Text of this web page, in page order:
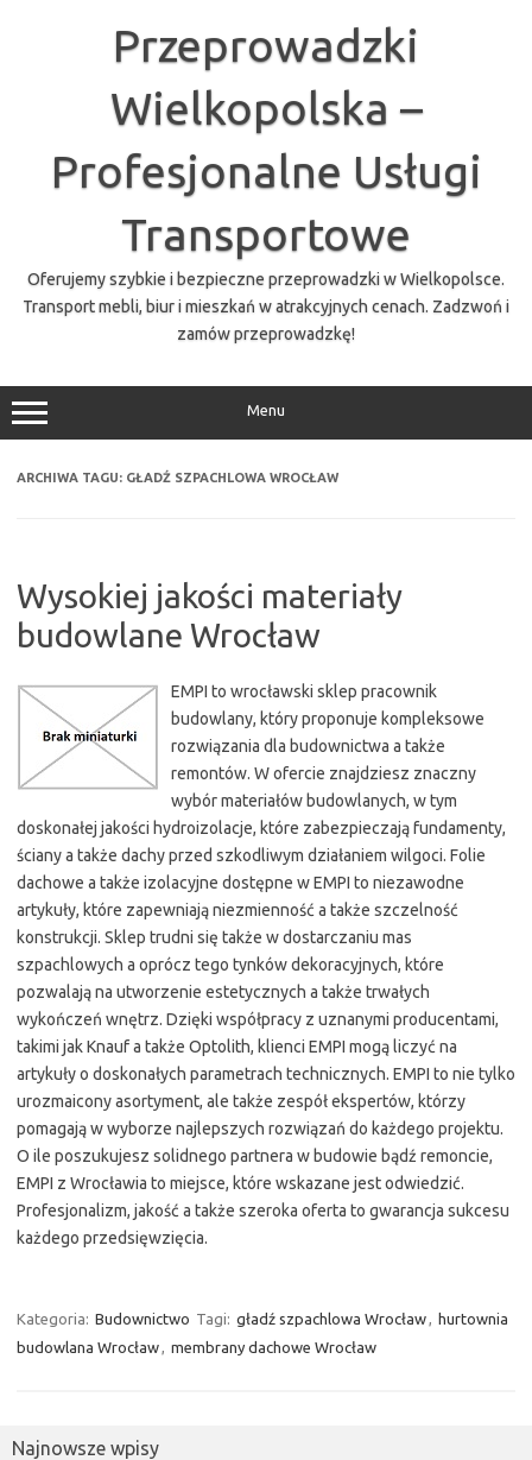
Przeprowadzki
Wielkopolska –
Profesjonalne Usługi
Transportowe
Oferujemy szybkie i bezpieczne przeprowadzki w Wielkopolsce.
Transport mebli, biur i mieszkań w atrakcyjnych cenach. Zadzwoń i
zamów przeprowadzkę!
Menu
ARCHIWA TAGU: GŁADŹ SZPACHLOWA WROCŁAW
Wysokiej jakości materiały
budowlane Wrocław
EMPI to wrocławski sklep pracownik
budowlany, który proponuje kompleksowe
rozwiązania dla budownictwa a także
remontów. W ofercie znajdziesz znaczny
wybór materiałów budowlanych, w tym
doskonałej jakości hydroizolacje, które zabezpieczają fundamenty,
ściany a także dachy przed szkodliwym działaniem wilgoci. Folie
dachowe a także izolacyjne dostępne w EMPI to niezawodne
artykuły, które zapewniają niezmienność a także szczelność
konstrukcji. Sklep trudni się także w dostarczaniu mas
szpachlowych a oprócz tego tynków dekoracyjnych, które
pozwalają na utworzenie estetycznych a także trwałych
wykończeń wnętrz. Dzięki współpracy z uznanymi producentami,
takimi jak Knauf a także Optolith, klienci EMPI mogą liczyć na
artykuły o doskonałych parametrach technicznych. EMPI to nie tylko
urozmaicony asortyment, ale także zespół ekspertów, którzy
pomagają w wyborze najlepszych rozwiązań do każdego projektu.
O ile poszukujesz solidnego partnera w budowie bądź remoncie,
EMPI z Wrocławia to miejsce, które wskazane jest odwiedzić.
Profesjonalizm, jakość a także szeroka oferta to gwarancja sukcesu
każdego przedsięwzięcia.
Kategoria: Budownictwo Tagi: gładź szpachlowa Wrocław, hurtownia
budowlana Wrocław, membrany dachowe Wrocław
Najnowsze wpisy